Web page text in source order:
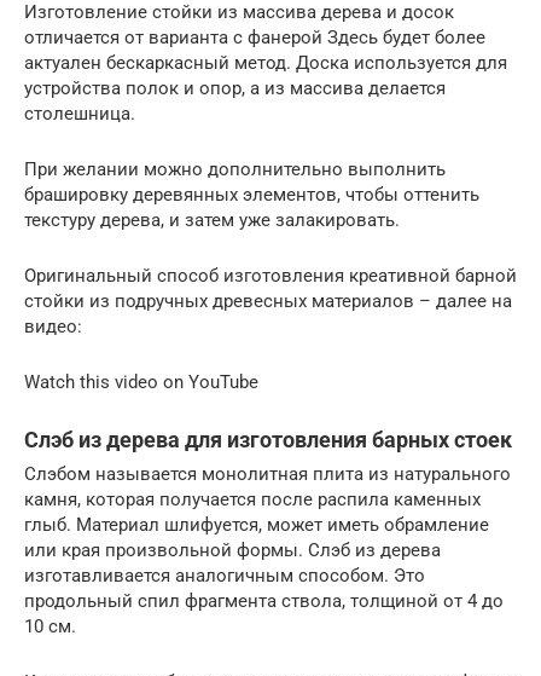
Изготовление стойки из массива дерева и досок
отличается от варианта с фанерой Здесь будет более
актуален бескаркасный метод. Доска используется для
устройства полок и опор, а из массива делается
столешница.
При желании можно дополнительно выполнить
брашировку деревянных элементов, чтобы оттенить
текстуру дерева, и затем уже залакировать.
Оригинальный способ изготовления креативной барной
стойки из подручных древесных материалов – далее на
видео:
Watch this video on YouTube
Слэб из дерева для изготовления барных стоек
Слэбом называется монолитная плита из натурального
камня, которая получается после распила каменных
глыб. Материал шлифуется, может иметь обрамление
или края произвольной формы. Слэб из дерева
изготавливается аналогичным способом. Это
продольный спил фрагмента ствола, толщиной от 4 до
10 см.